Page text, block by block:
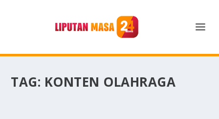
TAG: KONTEN OLAHRAGA